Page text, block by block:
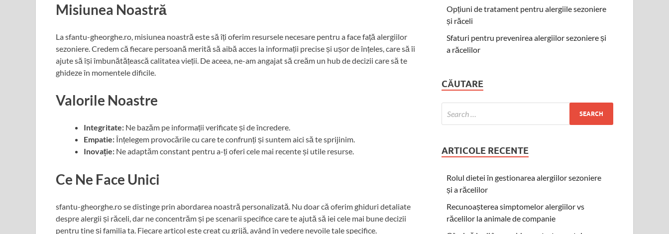
Misiunea Noastră
La sfantu-gheorghe.ro, misiunea noastră este să îți oferim resursele necesare pentru a face față alergiilor
sezoniere. Credem că fiecare persoană merită să aibă acces la informații precise și ușor de înțeles, care să îi
ajute să își îmbunătățească calitatea vieții. De aceea, ne-am angajat să creăm un hub de decizii care să te
ghideze în momentele dificile.
Valorile Noastre
Integritate: Ne bazăm pe informații verificate și de încredere.
Empatie:Înțelegem provocările cu care te confrunți și suntem aici să te sprijinim.
Inovație: Ne adaptăm constant pentru a-ți oferi cele mai recente și utile resurse.
Ce Ne Face Unici
sfantu-gheorghe.ro se distinge prin abordarea noastră personalizată. Nu doar că oferim ghiduri detaliate
despre alergii și răceli, dar ne concentrăm și pe scenarii specifice care te ajută să iei cele mai bune decizii
pentru tine și familia ta. Fiecare articol este creat cu grijă, având în vedere nevoile tale specifice.
Opțiuni de tratament pentru alergiile sezoniere
și răceli
Sfaturi pentru prevenirea alergiilor sezoniere și
a răcelilor
CĂUTARE
ARTICOLE RECENTE
Rolul dietei în gestionarea alergiilor sezoniere
și a răcelilor
Recunoașterea simptomelor alergiilor vs
răcelilor la animale de companie